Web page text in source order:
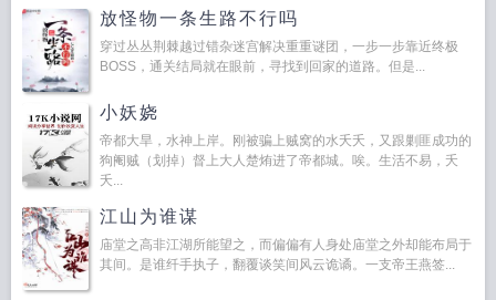
放怪物一条生路不行吗
穿过丛丛荆棘越过错杂迷宫解决重重谜团，一步一步靠近终极
BOSS，通关结局就在眼前，寻找到回家的道路。但是...
小妖娆
帝都大旱，水神上岸。刚被骗上贼窝的水夭夭，又跟剿匪成功的
狗阉贼（划掉）督上大人楚烠进了帝都城。唉。生活不易，夭
夭...
江山为谁谋
庙堂之高非江湖所能望之，而偏偏有人身处庙堂之外却能布局于
其间。是谁纤手执子，翻覆谈笑间风云诡谲。一支帝王燕签...